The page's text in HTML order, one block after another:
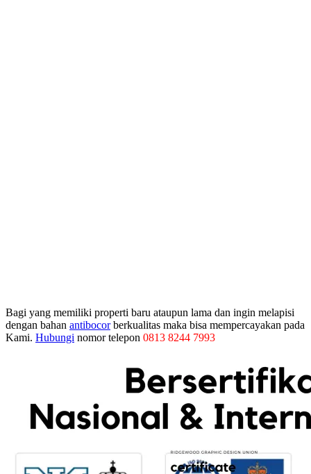
Bagi yang memiliki properti baru ataupun lama dan ingin melapisi
dengan bahan antibocorberkualitas maka bisa mempercayakan pada
Kami. Hubungi nomor telepon 0813 8244 7993